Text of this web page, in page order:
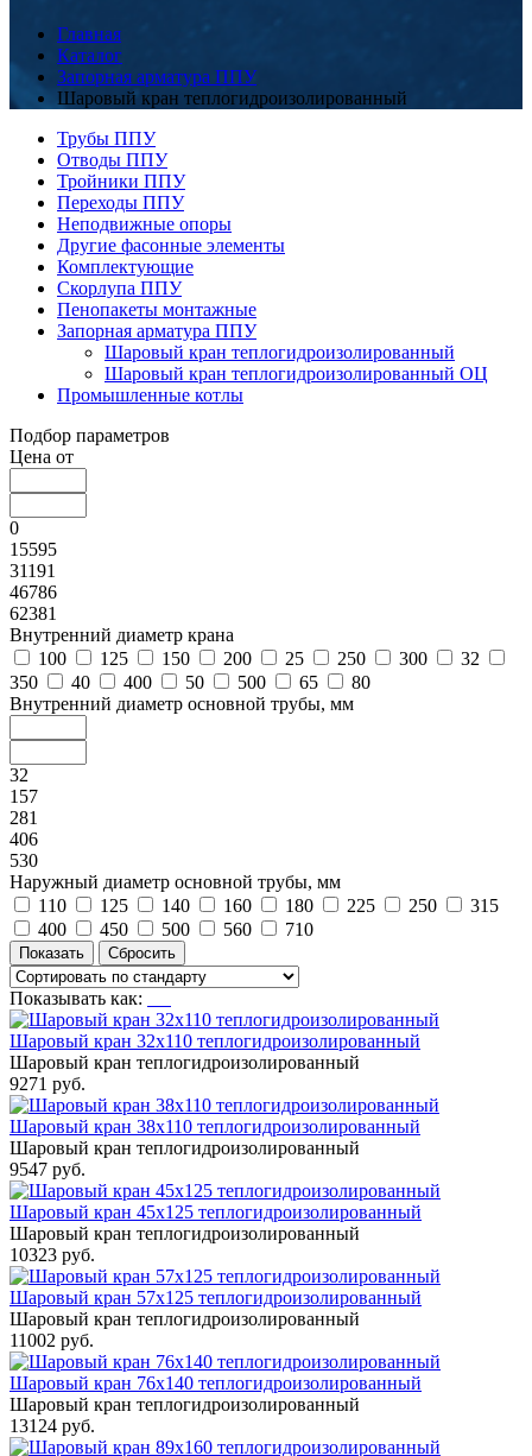
Главная
Каталог
Запорная арматура ППУ
Шаровый кран теплогидроизолированный
Трубы ППУ
Отводы ППУ
Тройники ППУ
Переходы ППУ
Неподвижные опоры
Другие фасонные элементы
Комплектующие
Скорлупа ППУ
Пенопакеты монтажные
Запорная арматура ППУ
Шаровый кран теплогидроизолированный
Шаровый кран теплогидроизолированный ОЦ
Промышленные котлы
Подбор параметров
Цена от
0
15595
31191
46786
62381
Внутренний диаметр крана
100
125 150 200 25 250 300
32
350
40 400 50 500 65
80
Внутренний диаметр основной трубы, мм
32
157
281
406
530
Наружный диаметр основной трубы, мм
110
125 140 160 180 225 250
315
400
450 500 560 710
Показывать как:
Шаровый кран 32x110 теплогидроизолированный
Шаровый кран теплогидроизолированный
9271 руб.
Шаровый кран 38x110 теплогидроизолированный
Шаровый кран теплогидроизолированный
9547 руб.
Шаровый кран 45x125 теплогидроизолированный
Шаровый кран теплогидроизолированный
10323 руб.
Шаровый кран 57x125 теплогидроизолированный
Шаровый кран теплогидроизолированный
11002 руб.
Шаровый кран 76x140 теплогидроизолированный
Шаровый кран теплогидроизолированный
13124 руб.